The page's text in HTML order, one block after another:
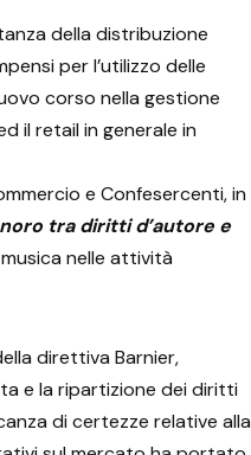
della distribuzione
per l’utilizzo delle
corso nella gestione
il retail in generale in
e Confesercenti, in
tra diritti d’autore e
nelle attività
direttiva Barnier,
e la ripartizione dei diritti
di certezze relative alla